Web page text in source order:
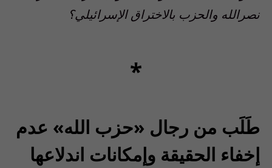
نصرالله والحزب بالاختراق الإسرائيلي؟
*
طَلَب من رجال «حزب الله» عدم
إخفاء الحقيقة وإمكانات اندلاعها